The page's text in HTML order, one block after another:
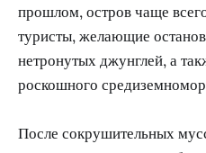
прошлом, остров чаще
туристы, желающие
нетронутых джунглей, а
роскошного
После сокрушительных